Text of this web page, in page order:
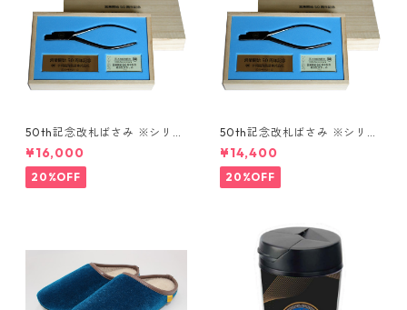
50th記念改札ばさみ ※シリア
ルNoあり
¥16,000
20%OFF
50th記念改札ばさみ ※シリア
ルNoなし
¥14,400
20%OFF